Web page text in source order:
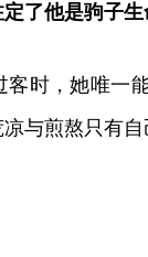
了他是驹子
客时，她唯一
与煎熬只有